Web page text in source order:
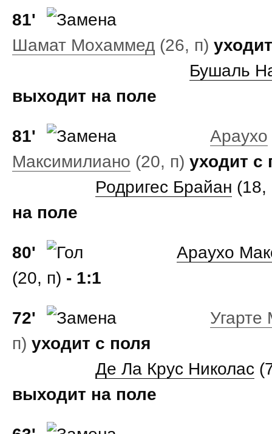
81'
Шамат Мохаммед (26, п)
Бушаль
выходит на поле
81'
Араухо
Максимилиано (20, п) уходит с
Родригес Брайан
на поле
80'
Араухо
(20, п) - 1:1
72'
Угарте
п) уходит с поля
Де Ла Крус Николас
выходит на поле